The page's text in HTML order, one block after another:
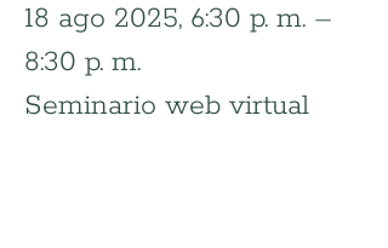
18 ago 2025, 6:30 p. m. –
8:30 p. m.
Seminario web virtual